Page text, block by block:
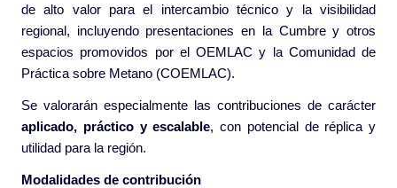
de alto valor para el intercambio técnico y la visibilidad
regional, incluyendo presentaciones en la Cumbre y otros
espacios promovidos por el OEMLAC y la Comunidad de
Práctica sobre Metano (COEMLAC).
Se valorarán especialmente las contribuciones de carácter
aplicado, práctico y escalable, con potencial de réplica y
utilidad para la región.
Modalidades de contribución